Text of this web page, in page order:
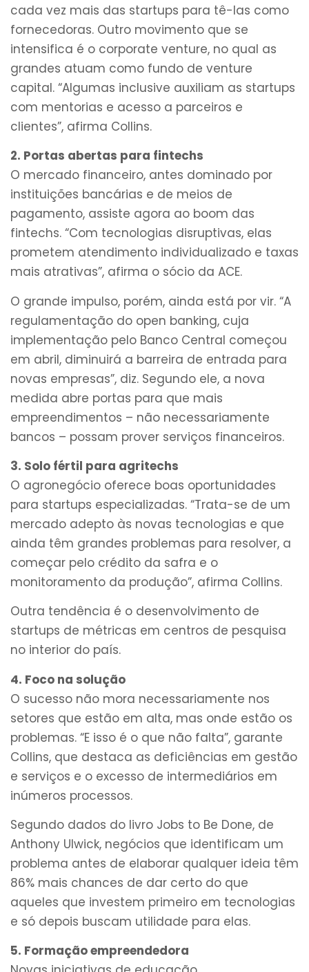
cada vez mais das startups para tê-las como
fornecedoras. Outro movimento que se
intensifica é o corporate venture, no qual as
grandes atuam como fundo de venture
capital. “Algumas inclusive auxiliam as startups
com mentorias e acesso a parceiros e
clientes”, afirma Collins.
2. Portas abertas para fintechs
O mercado financeiro, antes dominado por
instituições bancárias e de meios de
pagamento, assiste agora ao boom das
fintechs. “Com tecnologias disruptivas, elas
prometem atendimento individualizado e taxas
mais atrativas”, afirma o sócio da ACE.
O grande impulso, porém, ainda está por vir. “A
regulamentação do open banking, cuja
implementação pelo Banco Central começou
em abril, diminuirá a barreira de entrada para
novas empresas”, diz. Segundo ele, a nova
medida abre portas para que mais
empreendimentos – não necessariamente
bancos – possam prover serviços financeiros.
3. Solo fértil para agritechs
O agronegócio oferece boas oportunidades
para startups especializadas. “Trata-se de um
mercado adepto às novas tecnologias e que
ainda têm grandes problemas para resolver, a
começar pelo crédito da safra e o
monitoramento da produção”, afirma Collins.
Outra tendência é o desenvolvimento de
startups de métricas em centros de pesquisa
no interior do país.
4. Foco na solução
O sucesso não mora necessariamente nos
setores que estão em alta, mas onde estão os
problemas. “E isso é o que não falta”, garante
Collins, que destaca as deficiências em gestão
e serviços e o excesso de intermediários em
inúmeros processos.
Segundo dados do livro Jobs to Be Done, de
Anthony Ulwick, negócios que identificam um
problema antes de elaborar qualquer ideia têm
86% mais chances de dar certo do que
aqueles que investem primeiro em tecnologias
e só depois buscam utilidade para elas.
5. Formação empreendedora